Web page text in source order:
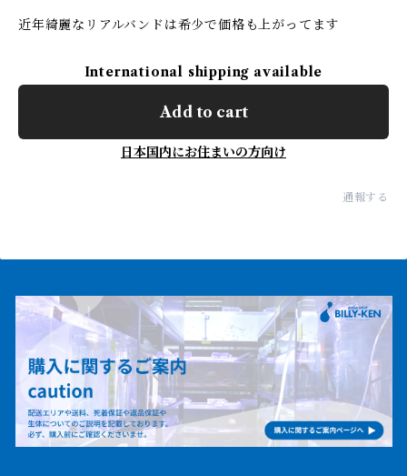
近年綺麗なリアルバンドは希少で価格も上がってます
International shipping available
Add to cart
日本国内にお住まいの方向け
通報する